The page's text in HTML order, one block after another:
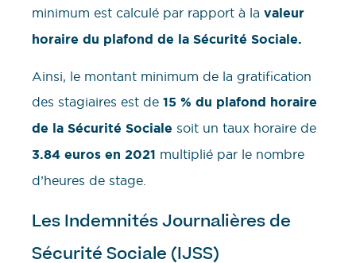
minimum est calculé par rapport à la valeur
horaire du plafond de la Sécurité Sociale.
Ainsi, le montant minimum de la gratification
des stagiaires est de 15 % du plafond horaire
de la Sécurité Sociale soit un taux horaire de
3.84 euros en 2021 multiplié par le nombre
d’heures de stage.
Les Indemnités Journalières de
Sécurité Sociale (IJSS)